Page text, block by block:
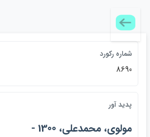
شماره ركورد
8690
پديد آور
مولوي، محمدعلي، 1300 -